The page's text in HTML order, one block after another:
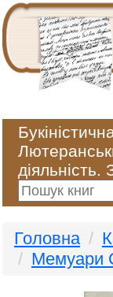
діяльність.
Головна
Мемуари